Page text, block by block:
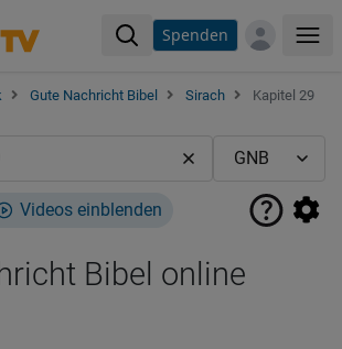
Spenden
Gute Nachricht Bibel Sirach
Kapitel 29
Videos einblenden
Bibel online